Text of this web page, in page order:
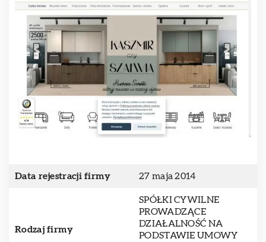
Data rejestracji firmy 27 maja 2014
Rodzaj firmy
SPÓŁKI CYWILNE
PROWADZĄCE
DZIAŁALNOŚĆ NA
PODSTAWIE UMOWY